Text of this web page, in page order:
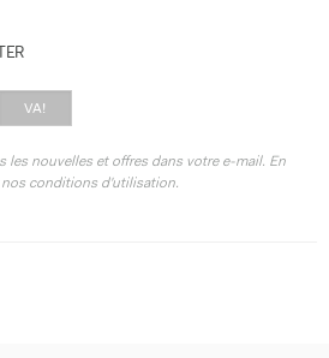
VA!
les nouvelles et offres dans votre e-mail. En
conditions d'utilisation.